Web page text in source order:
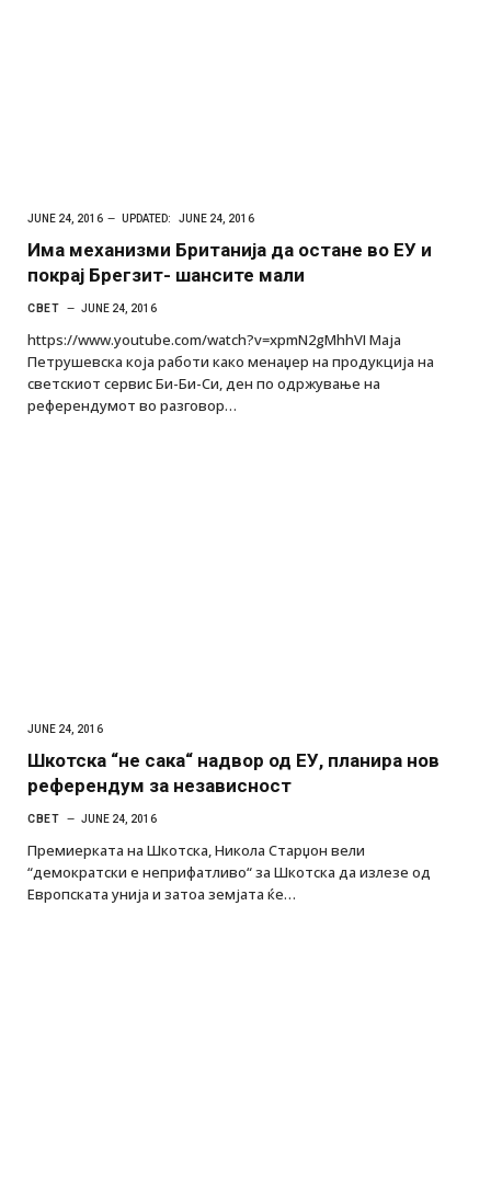
JUNE 24, 2016 UPDATED: JUNE 24, 2016
Има механизми Британија да остане во ЕУ и
покрај Брегзит- шансите мали
СВЕТ JUNE 24, 2016
https://www.youtube.com/watch?v=xpmN2gMhhVI Маја
Петрушевска која работи како менаџер на продукција на
светскиот сервис Би-Би-Си, ден по одржување на
референдумот во разговор…
JUNE 24, 2016
Шкотска “не сака“ надвор од ЕУ, планира нов
референдум за независност
СВЕТ JUNE 24, 2016
Премиерката на Шкотска, Никола Старџон вели
“демократски е неприфатливо“ за Шкотска да излезе од
Европската унија и затоа земјата ќе…